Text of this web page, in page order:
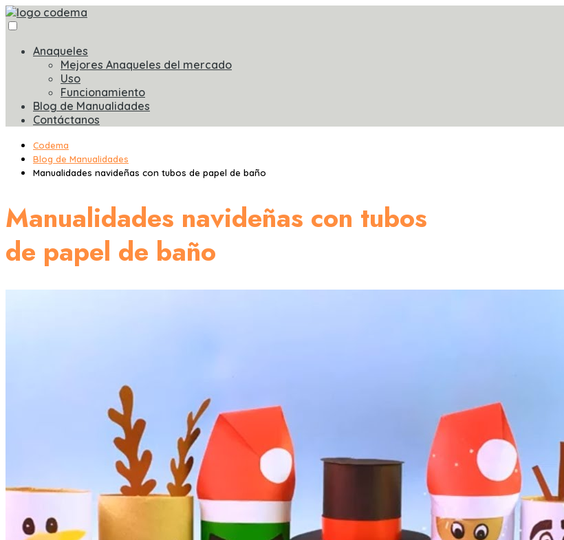
Anaqueles
Mejores Anaqueles del mercado
Uso
Funcionamiento
Blog de Manualidades
Contáctanos
Codema
Blog de Manualidades
Manualidades navideñas con tubos de papel de baño
Manualidades navideñas con tubos
de papel de baño